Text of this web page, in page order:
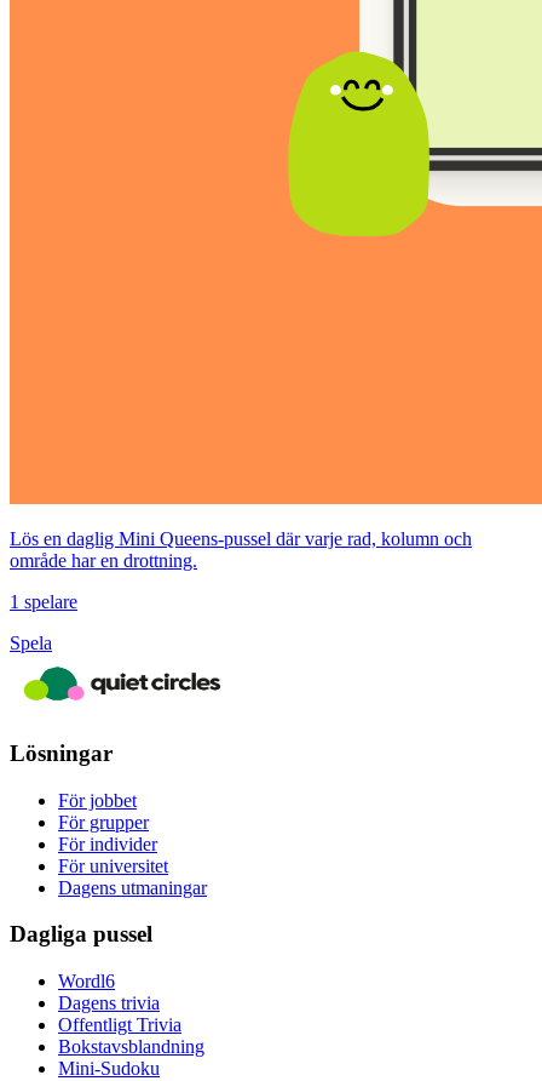
Lös en daglig Mini Queens-pussel där varje rad, kolumn och
område har en drottning.
1 spelare
Spela
Lösningar
För jobbet
För grupper
För individer
För universitet
Dagens utmaningar
Dagliga pussel
Wordl6
Dagens trivia
Offentligt Trivia
Bokstavsblandning
Mini-Sudoku